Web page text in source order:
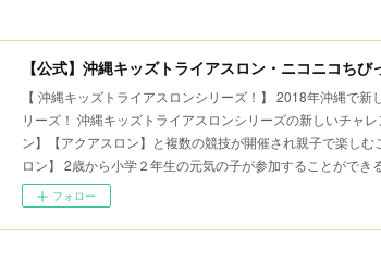
【公式】沖縄キッズトライアスロン・ニコニコち
【 沖縄キッズトライアスロンシリーズ！】 2018年沖縄で
リーズ！ 沖縄キッズトライアスロンシリーズの新しいチャ
ン】【アクアスロン】と複数の競技が開催され親子で楽し
ロン】 2歳から小学２年生の元気の子が参加することがで
フォロー